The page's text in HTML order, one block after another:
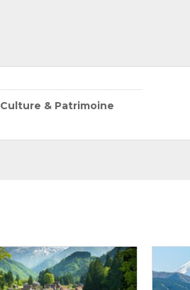
Culture & Patrimoine